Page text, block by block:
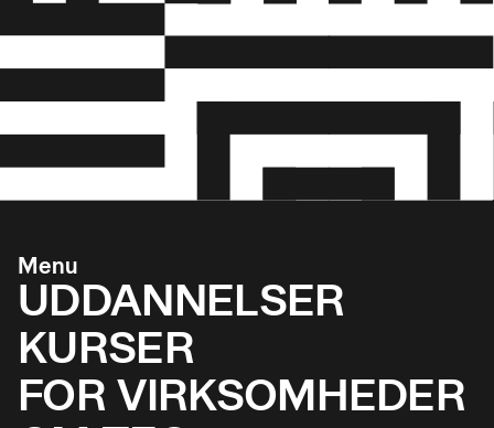
Menu
UDDANNELSER
KURSER
FOR VIRKSOMHEDER